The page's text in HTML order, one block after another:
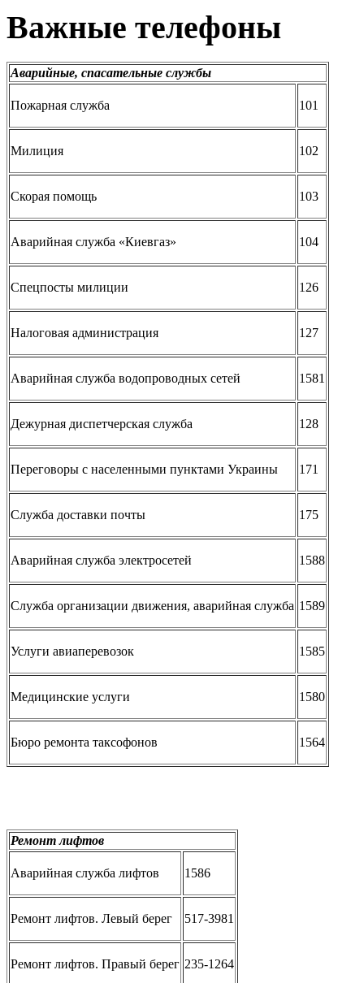
Важные телефоны
Аварийные, спасательные службы
Пожарная служба 101
Милиция 102
Скорая помощь 103
Аварийная служба «Киевгаз» 104
Спецпосты милиции 126
Налоговая администрация 127
Аварийная служба водопроводных сетей 1581
Дежурная диспетчерская служба 128
Переговоры с населенными пунктами Украины 171
Служба доставки почты 175
Аварийная служба электросетей 1588
Служба организации движения, аварийная служба 1589
Услуги авиаперевозок 1585
Медицинские услуги 1580
Бюро ремонта таксофонов 1564
Ремонт лифтов
Аварийная служба лифтов 1586
Ремонт лифтов. Левый берег 517-3981
Ремонт лифтов. Правый берег 235-1264